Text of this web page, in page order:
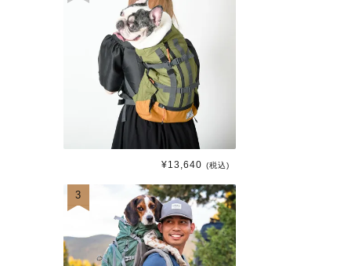
¥13,640 (税込)
3